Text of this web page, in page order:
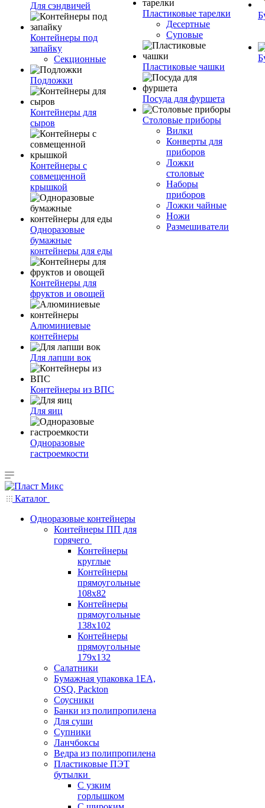
Для сэндвичей
Контейнеры под
запайку
Секционные
Подложки
Контейнеры для
сыров
Контейнеры с
совмещенной
крышкой
Одноразовые
бумажные
контейнеры для еды
Контейнеры для
фруктов и овощей
Алюминиевые
контейнеры
Для лапши вок
Контейнеры из ВПС
Для яиц
Одноразовые
гастроемкости
Пластиковые тарелки
Десертные
Суповые
Пластиковые чашки
Посуда для фуршета
Столовые приборы
Вилки
Конверты для
приборов
Ложки
столовые
Наборы
приборов
Ложки чайные
Ножи
Размешиватели
Каталог
Одноразовые контейнеры
Контейнеры ПП для
горячего
Контейнеры
круглые
Контейнеры
прямоугольные
108х82
Контейнеры
прямоугольные
138х102
Контейнеры
прямоугольные
179х132
Салатники
Бумажная упаковка 1ЕА,
OSQ, Packton
Соусники
Банки из полипропилена
Для суши
Супники
Ланчбоксы
Ведра из полипропилена
Пластиковые ПЭТ
бутылки
С узким
горлышком